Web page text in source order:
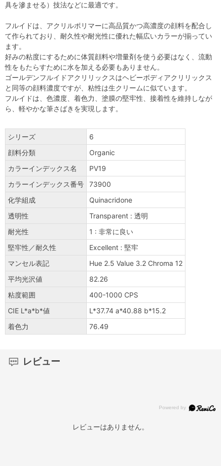
具を滲ませる）技法などに最適です。
フルイドは、アクリルポリマーに高品質かつ高濃度の顔料を配合し
て作られており、耐久性や耐光性に優れた幅広いカラーが揃ってい
ます。
好みの粘度にするために体質顔料や増量剤を使う必要はなく、流動
性をもたらすために水を加える必要もありません。
ゴールデンフルイドアクリリックスはヘビーボディアクリリックス
と同等の顔料濃度ですが、粘性は生クリームに似ています。
フルイドは、色濃度、着色力、塗膜の堅牢性、接着性を維持しなが
ら、軽やかな筆さばきを実現します。
シリーズ
6
顔料分類
Organic
カラーインデックス名
PV19
カラーインデックス番号
73900
化学組成
Quinacridone
透明性
Transparent : 透明
耐光性
1 : 非常に良い
堅牢性／耐久性
Excellent : 堅牢
マンセル表記
Hue 2.5 Value 3.2 Chroma 12
平均光沢値
82.26
粘度範囲
400-1000 CPS
CIE L*a*b*値
L*37.74 a*40.88 b*15.2
着色力
76.49
レビュー
レビューはありません。